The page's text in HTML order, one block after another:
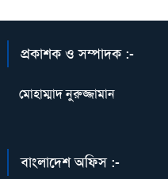
প্রকাশক ও সম্পাদক :-
মোহাম্মাদ নুরুজ্জামান
বাংলাদেশ অফিস :-